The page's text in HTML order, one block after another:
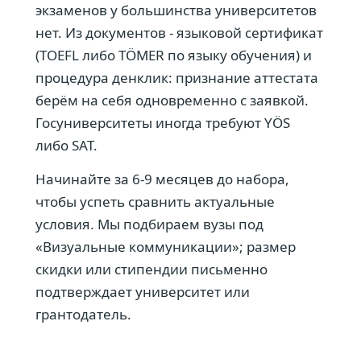
экзаменов у большинства университетов
нет. Из документов - языковой сертификат
(TOEFL либо TÖMER по языку обучения) и
процедура денклик: признание аттестата
берём на себя одновременно с заявкой.
Госуниверситеты иногда требуют YÖS
либо SAT.
Начинайте за 6-9 месяцев до набора,
чтобы успеть сравнить актуальные
условия. Мы подбираем вузы под
«Визуальные коммуникации»; размер
скидки или стипендии письменно
подтверждает университет или
грантодатель.